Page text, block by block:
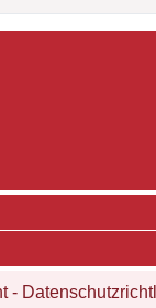
-